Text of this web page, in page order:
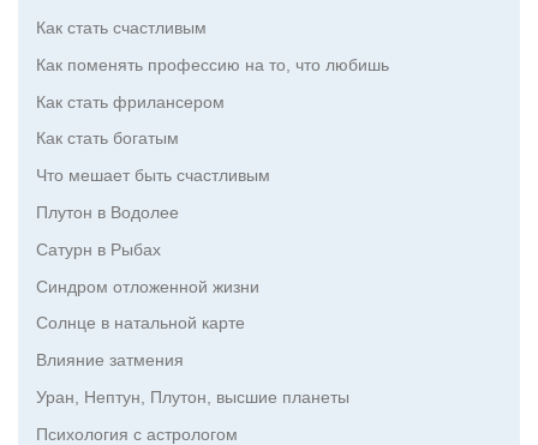
Как стать счастливым
Как поменять профессию на то, что любишь
Как стать фрилансером
Как стать богатым
Что мешает быть счастливым
Плутон в Водолее
Сатурн в Рыбах
Синдром отложенной жизни
Солнце в натальной карте
Влияние затмения
Уран, Нептун, Плутон, высшие планеты
Психология с астрологом